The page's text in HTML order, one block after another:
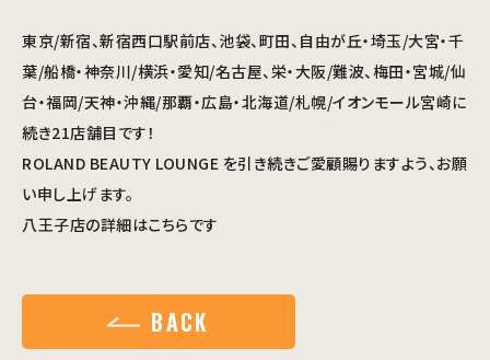
東京/新宿、新宿西口駅前店、池袋、町田、自由が丘・埼玉/大宮・千
葉/船橋・神奈川/横浜・愛知/名古屋、栄・大阪/難波、梅田・宮城/仙
台・福岡/天神・沖縄/那覇・広島・北海道/札幌/イオンモール宮崎に
続き21店舗目です！
ROLAND BEAUTY LOUNGE を引き続きご愛顧賜りますよう、お願
い申し上げます。
八王子店の詳細はこちらです
BACK